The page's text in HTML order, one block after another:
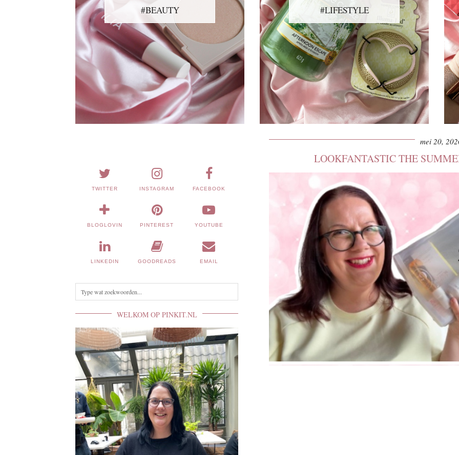
#BEAUTY #LIFESTYLE
mei 20,
LOOKFANTASTIC THE
TWITTER INSTAGRAM FACEBOOK
BLOGLOVIN PINTEREST YOUTUBE
LINKEDIN GOODREADS EMAIL
WELKOM OP PINKIT.NL